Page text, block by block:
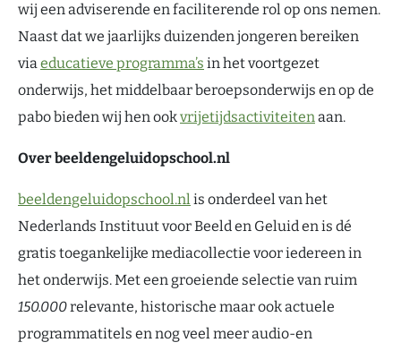
wij een adviserende en faciliterende rol op ons nemen.
Naast dat we jaarlijks duizenden jongeren bereiken
viaeducatieve programma’s in het voortgezet
onderwijs, het middelbaar beroepsonderwijs en op de
pabo bieden wij hen ookvrijetijdsactiviteitenaan.
Over beeldengeluidopschool.nl
beeldengeluidopschool.nlis onderdeel van het
Nederlands Instituut voor Beeld en Geluid en is dé
gratis toegankelijke mediacollectie voor iedereen in
het onderwijs. Met een groeiende selectie van ruim
150.000relevante, historische maar ook actuele
programmatitels en nog veel meer audio-en